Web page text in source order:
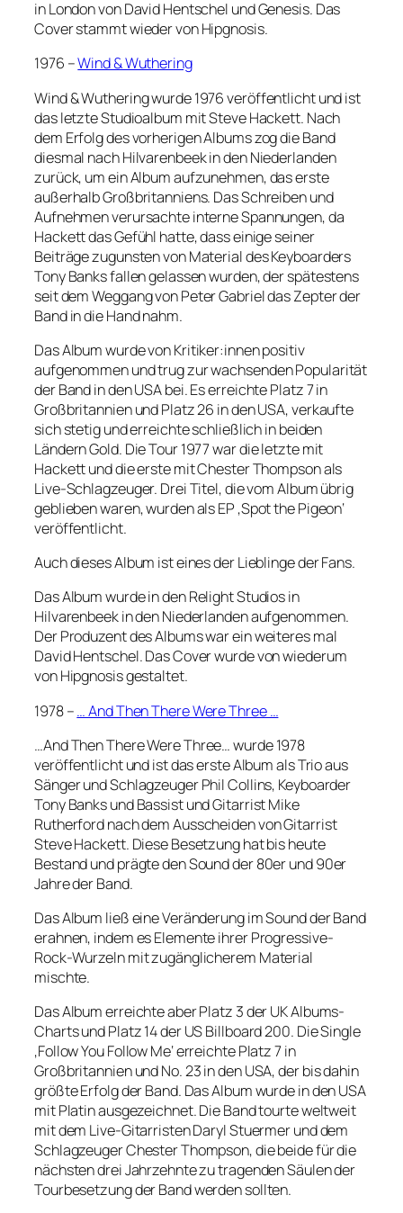
in London von David Hentschel und Genesis. Das
Cover stammt wieder von Hipgnosis.
1976 –Wind & Wuthering
Wind & Wuthering wurde 1976 veröffentlicht und ist
das letzte Studioalbum mit Steve Hackett. Nach
dem Erfolg des vorherigen Albums zog die Band
diesmal nach Hilvarenbeek in den Niederlanden
zurück, um ein Album aufzunehmen, das erste
außerhalb Großbritanniens. Das Schreiben und
Aufnehmen verursachte interne Spannungen, da
Hackett das Gefühl hatte, dass einige seiner
Beiträge zugunsten von Material des Keyboarders
Tony Banks fallen gelassen wurden, der spätestens
seit dem Weggang von Peter Gabriel das Zepter der
Band in die Hand nahm.
Das Album wurde von Kritiker:innen positiv
aufgenommen und trug zur wachsenden Popularität
der Band in den USA bei. Es erreichte Platz 7 in
Großbritannien und Platz 26 in den USA, verkaufte
sich stetig und erreichte schließlich in beiden
Ländern Gold. Die Tour 1977 war die letzte mit
Hackett und die erste mit Chester Thompson als
Live-Schlagzeuger. Drei Titel, die vom Album übrig
geblieben waren, wurden als EP ‚Spot the Pigeon‘
veröffentlicht.
Auch dieses Album ist eines der Lieblinge der Fans.
Das Album wurde in den Relight Studios in
Hilvarenbeek in den Niederlanden aufgenommen.
Der Produzent des Albums war ein weiteres mal
David Hentschel. Das Cover wurde von wiederum
von Hipgnosis gestaltet.
1978 –… And Then There Were Three …
…And Then There Were Three… wurde 1978
veröffentlicht und ist das erste Album als Trio aus
Sänger und Schlagzeuger Phil Collins, Keyboarder
Tony Banks und Bassist und Gitarrist Mike
Rutherford nach dem Ausscheiden von Gitarrist
Steve Hackett. Diese Besetzung hat bis heute
Bestand und prägte den Sound der 80er und 90er
Jahre der Band.
Das Album ließ eine Veränderung im Sound der Band
erahnen, indem es Elemente ihrer Progressive-
Rock-Wurzeln mit zugänglicherem Material
mischte.
Das Album erreichte aber Platz 3 der UK Albums-
Charts und Platz 14 der US Billboard 200. Die Single
‚Follow You Follow Me‘ erreichte Platz 7 in
Großbritannien und No. 23 in den USA, der bis dahin
größte Erfolg der Band. Das Album wurde in den USA
mit Platin ausgezeichnet. Die Band tourte weltweit
mit dem Live-Gitarristen Daryl Stuermer und dem
Schlagzeuger Chester Thompson, die beide für die
nächsten drei Jahrzehnte zu tragenden Säulen der
Tourbesetzung der Band werden sollten.